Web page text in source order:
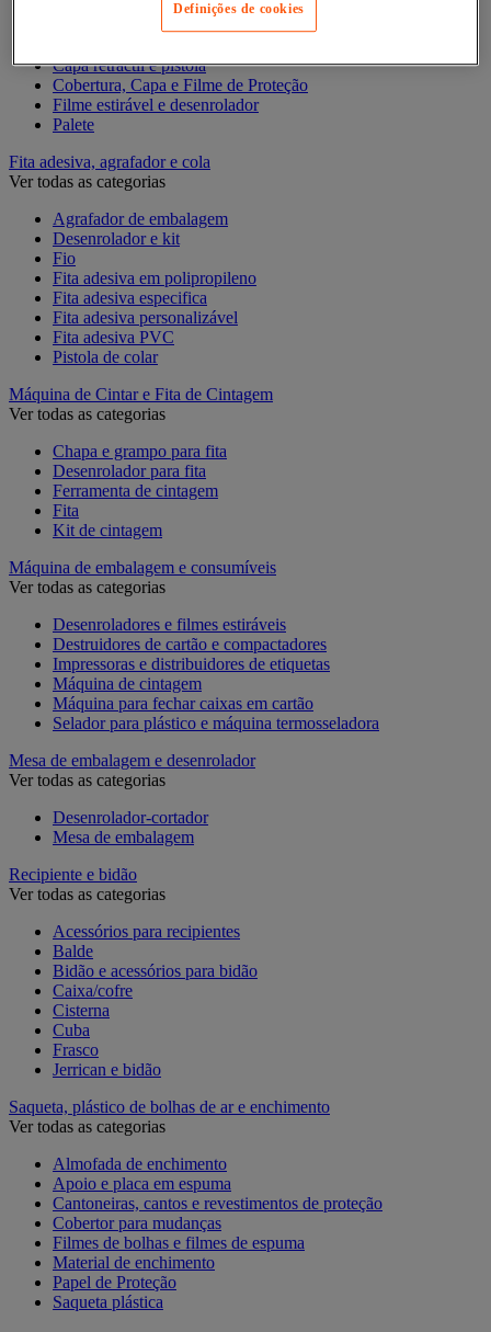
Acessórios de paletização
Capa retráctil e pistola
Cobertura, Capa e Filme de Proteção
Filme estirável e desenrolador
Palete
Fita adesiva, agrafador e cola
Ver todas as categorias
Agrafador de embalagem
Desenrolador e kit
Fio
Fita adesiva em polipropileno
Fita adesiva especifica
Fita adesiva personalizável
Fita adesiva PVC
Pistola de colar
Máquina de Cintar e Fita de Cintagem
Ver todas as categorias
Chapa e grampo para fita
Desenrolador para fita
Ferramenta de cintagem
Fita
Kit de cintagem
Máquina de embalagem e consumíveis
Ver todas as categorias
Desenroladores e filmes estiráveis
Destruidores de cartão e compactadores
Impressoras e distribuidores de etiquetas
Máquina de cintagem
Máquina para fechar caixas em cartão
Selador para plástico e máquina termosseladora
Mesa de embalagem e desenrolador
Ver todas as categorias
Desenrolador-cortador
Mesa de embalagem
Recipiente e bidão
Ver todas as categorias
Acessórios para recipientes
Balde
Bidão e acessórios para bidão
Caixa/cofre
Cisterna
Cuba
Frasco
Jerrican e bidão
Saqueta, plástico de bolhas de ar e enchimento
Ver todas as categorias
Almofada de enchimento
Apoio e placa em espuma
Cantoneiras, cantos e revestimentos de proteção
Cobertor para mudanças
Filmes de bolhas e filmes de espuma
Material de enchimento
Papel de Proteção
Saqueta plástica
Definições de cookies